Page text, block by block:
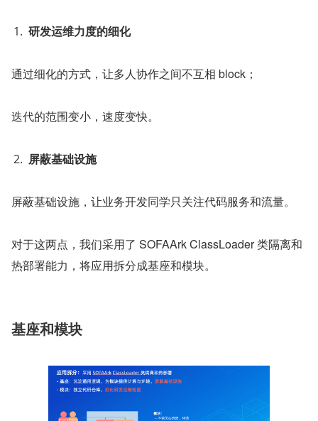
研发运维力度的细化
通过细化的方式，让多人协作之间不互相 block；
迭代的范围变小，速度变快。
屏蔽基础设施
屏蔽基础设施，让业务开发同学只关注代码服务和流量。
对于这两点，我们采用了 SOFAArk ClassLoader 类隔离和
热部署能力，将应用拆分成基座和模块。
基座和模块